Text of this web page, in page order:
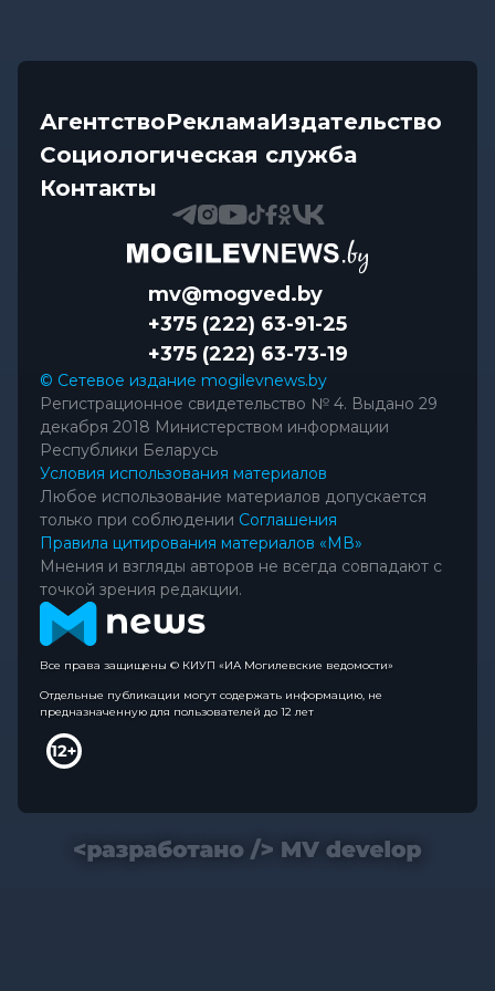
АгентствоРекламаИздательство
Социологическая служба
Контакты
mv@mogved.by
+375 (222) 63-91-25
+375 (222) 63-73-19
© Сетевое издание mogilevnews.by
Регистрационное свидетельство № 4. Выдано 29
декабря 2018 Министерством информации
Республики Беларусь
Условия использования материалов
Любое использование материалов допускается
только при соблюдении Соглашения
Правила цитирования материалов «МВ»
Мнения и взгляды авторов не всегда совпадают с
точкой зрения редакции.
Все права защищены © КИУП «ИА Могилевские ведомости»
Отдельные публикации могут содержать информацию, не
предназначенную для пользователей до 12 лет